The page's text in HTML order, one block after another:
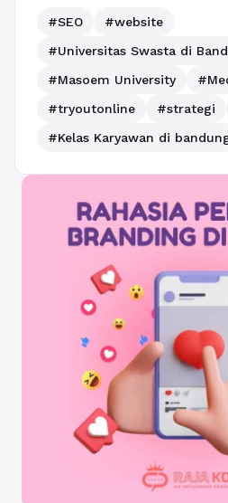
#SEO
#website
#Universitas Swasta di
#Masoem University
#tryoutonline
#strategi
#Kelas Karyawan di